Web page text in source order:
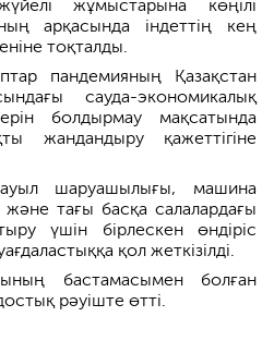
жұмыстарына көңілі
арқасында індеттің кең
тоқталды.
пандемияның Қазақстан
сауда-экономикалық
болдырмау мақсатында
жандандыру қажеттігіне
шаруашылығы, машина
тағы басқа салалардағы
үшін бірлескен өндіріс
қол жеткізілді.
бастамасымен болған
рәуіште өтті.